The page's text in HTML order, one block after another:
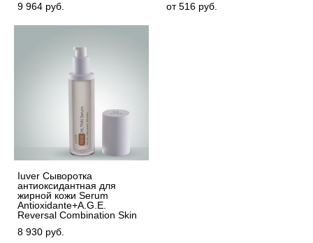
9 964 pуб.
от 516 pуб.
Iuver Сыворотка
антиоксидантная для
жирной кожи Serum
Antioxidante+A.G.E.
Reversal Combination Skin
8 930 pуб.